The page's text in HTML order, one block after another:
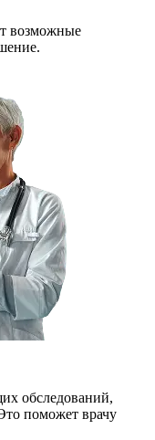
возможные
обследований,
поможет врачу